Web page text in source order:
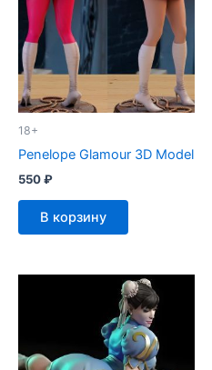
18+
Penelope Glamour 3D Model
550₽
В корзину